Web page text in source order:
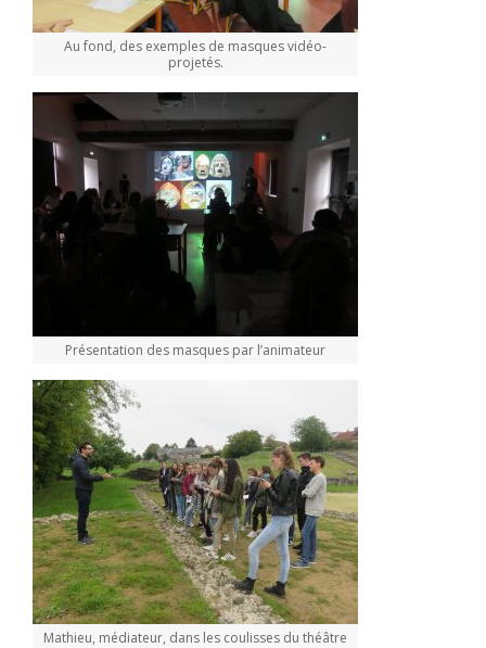
Au fond, des exemples de masques vidéo-
projetés.
Présentation des masques par l’animateur
Mathieu, médiateur, dans les coulisses du théâtre